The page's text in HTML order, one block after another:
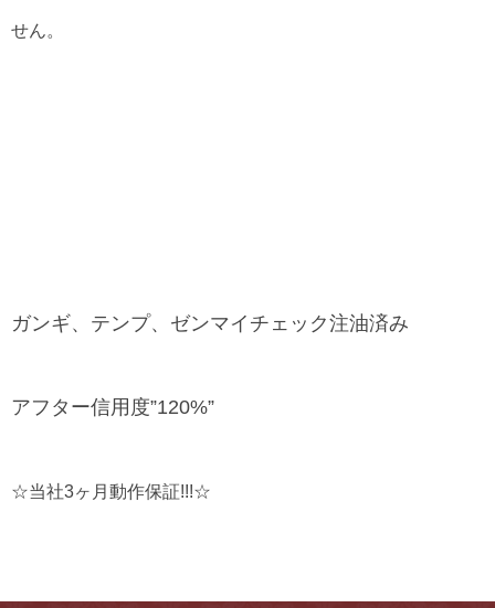
せん。
ガンギ、テンプ、ゼンマイチェック注油済み
アフター信用度”120%”
☆当社3ヶ月動作保証!!!☆